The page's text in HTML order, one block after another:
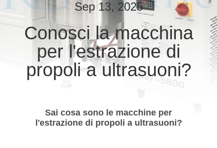
CONTROLLO
DI
QUALITÀ
CONTATTICI
Sep 13, 2025
Conosci la macchina
per l'estrazione di
propoli a ultrasuoni?
Sai cosa sono le macchine per
l'estrazione di propoli a ultrasuoni?